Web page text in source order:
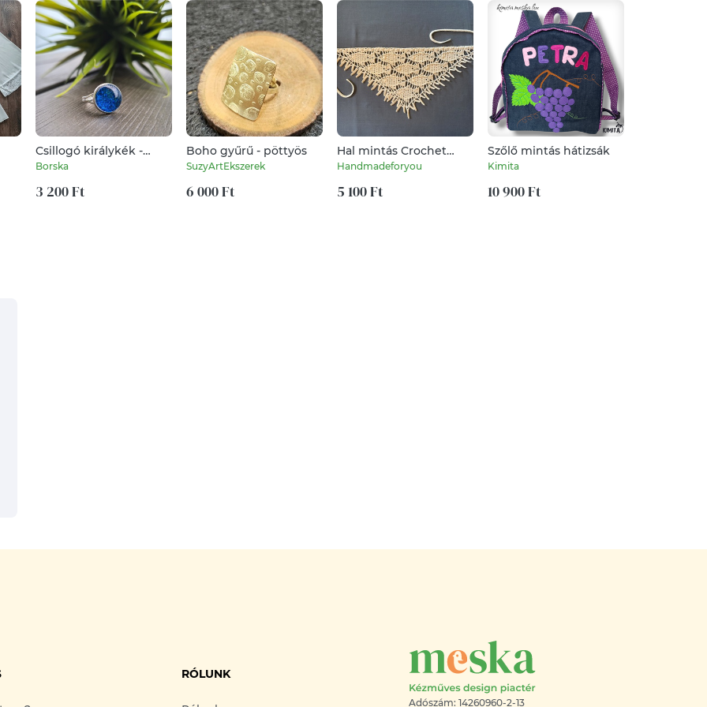
Csillogó királykék -
ezüst MINI textilbőr
Borska
3 200 Ft
Boho gyűrű - pöttyös
SuzyArtEkszerek
6 000 Ft
Hal mintás Crochet
bandana kendő
vajszínű. Horgolással
készült.
Handmadeforyou
5 100 Ft
Szőlő mintás hátizsák
Kimita
10 900 Ft
RÓLUNK
Adószám: 14260960-2-13